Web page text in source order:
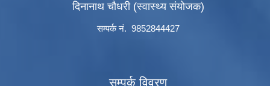
दिनानाथ चौधरी (स्वास्थ्य संयोजक)
सम्पर्क नं. 9852844427
सम्पर्क विवरण